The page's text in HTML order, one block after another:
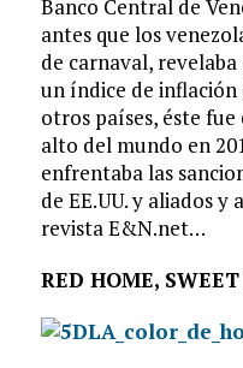
Banco Central de
antes que los
de carnaval,
un índice de inflación
otros países, éste
alto del mundo en
enfrentaba las
de EE.UU. y aliados y
revista E&N.net…
RED HOME,